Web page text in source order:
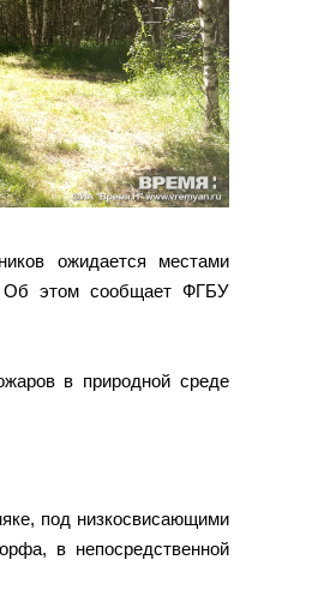
ожидается местами
Об этом сообщает ФГБУ
в природной среде
под низкосвисающими
в непосредственной